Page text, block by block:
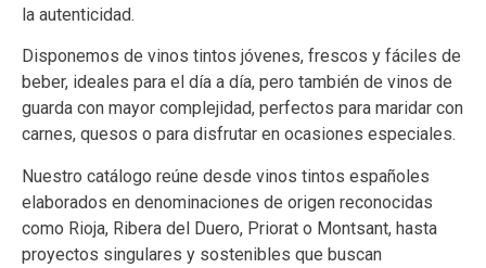
la autenticidad.
Disponemos de vinos tintos jóvenes, frescos y fáciles de
beber, ideales para el día a día, pero también de vinos de
guarda con mayor complejidad, perfectos para maridar con
carnes, quesos o para disfrutar en ocasiones especiales.
Nuestro catálogo reúne desde vinos tintos españoles
elaborados en denominaciones de origen reconocidas
como Rioja, Ribera del Duero, Priorat o Montsant, hasta
proyectos singulares y sostenibles que buscan